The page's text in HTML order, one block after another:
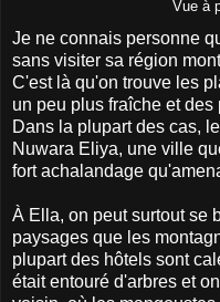
Vue à
Je ne connais personne
sans visiter sa région
C'est là qu'on trouve les
un peu plus fraîche et
Dans la plupart des cas,
Nuwara Eliya, une ville
fort achalandage
À Ella, on peut surtout se
paysages que les
plupart des hôtels sont
était entouré d'arbres et